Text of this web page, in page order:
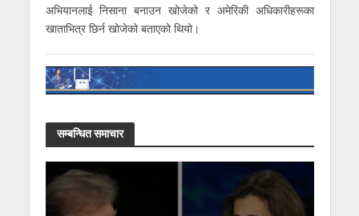
अभियानलाई निसाना बनाउन खोजेको र अमेरिकी अधिकारीहरूका
खाताभित्र छिर्न खोजेको बताएको थियो।
सम्बन्धित समाचार